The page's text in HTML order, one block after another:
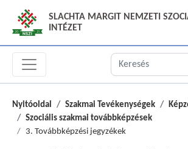
SLACHTA MARGIT NEMZETI
INTÉZET
Nyitóoldal Szakmai Tevékenységek
Szociális szakmai továbbképzések
3. Továbbképzési jegyzékek